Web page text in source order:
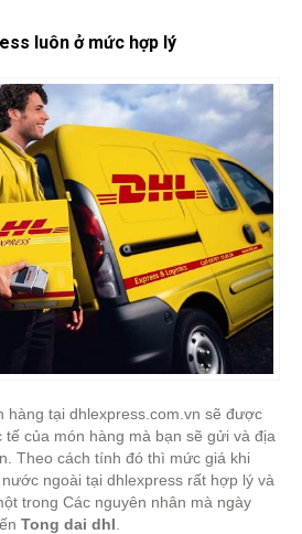
luôn ở mức hợp lý
hàng tại dhlexpress.com.vn sẽ được
của món hàng mà bạn sẽ gửi và địa
Theo cách tính đó thì mức giá khi
ngoài tại dhlexpress rất hợp lý và
trong Các nguyên nhân mà ngày
Tong dai dhl